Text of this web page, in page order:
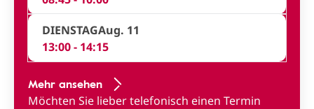
DIENSTAGAug. 11
13:00 - 14:15
Mehr ansehen
Möchten Sie lieber telefonisch einen Termin